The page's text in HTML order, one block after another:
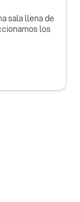
sala llena de
los